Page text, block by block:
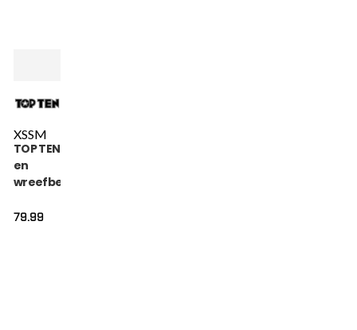
XSSM
TOP TEN Scheen-
en
wreefbeschermer
79.99